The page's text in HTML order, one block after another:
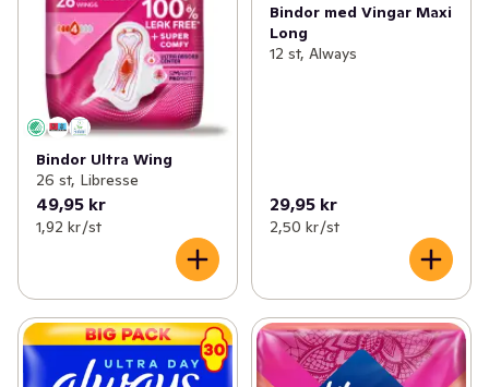
Bindor Ultra Wing
26 st, Libresse
49,95 kr
1,92 kr /st
Bindor med Vingar Maxi
Long
12 st, Always
29,95 kr
2,50 kr /st